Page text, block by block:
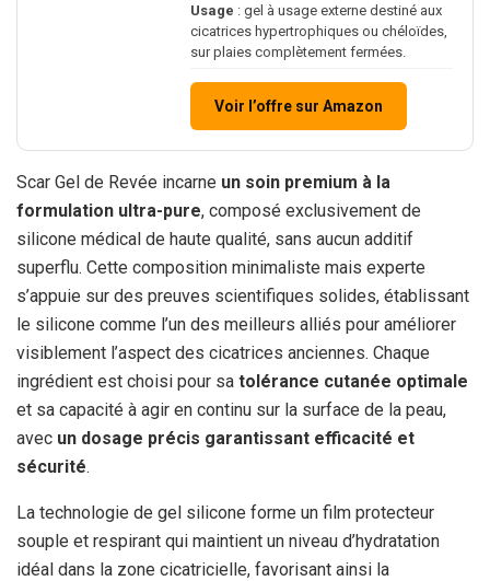
Usage : gel à usage externe destiné aux
cicatrices hypertrophiques ou chéloïdes,
sur plaies complètement fermées.
Voir l’offre sur Amazon
Scar Gel de Revée incarne un soin premium à la
formulation ultra-pure, composé exclusivement de
silicone médical de haute qualité, sans aucun additif
superflu. Cette composition minimaliste mais experte
s’appuie sur des preuves scientifiques solides, établissant
le silicone comme l’un des meilleurs alliés pour améliorer
visiblement l’aspect des cicatrices anciennes. Chaque
ingrédient est choisi pour sa tolérance cutanée optimale
et sa capacité à agir en continu sur la surface de la peau,
avec un dosage précis garantissant efficacité et
sécurité.
La technologie de gel silicone forme un film protecteur
souple et respirant qui maintient un niveau d’hydratation
idéal dans la zone cicatricielle, favorisant ainsi la